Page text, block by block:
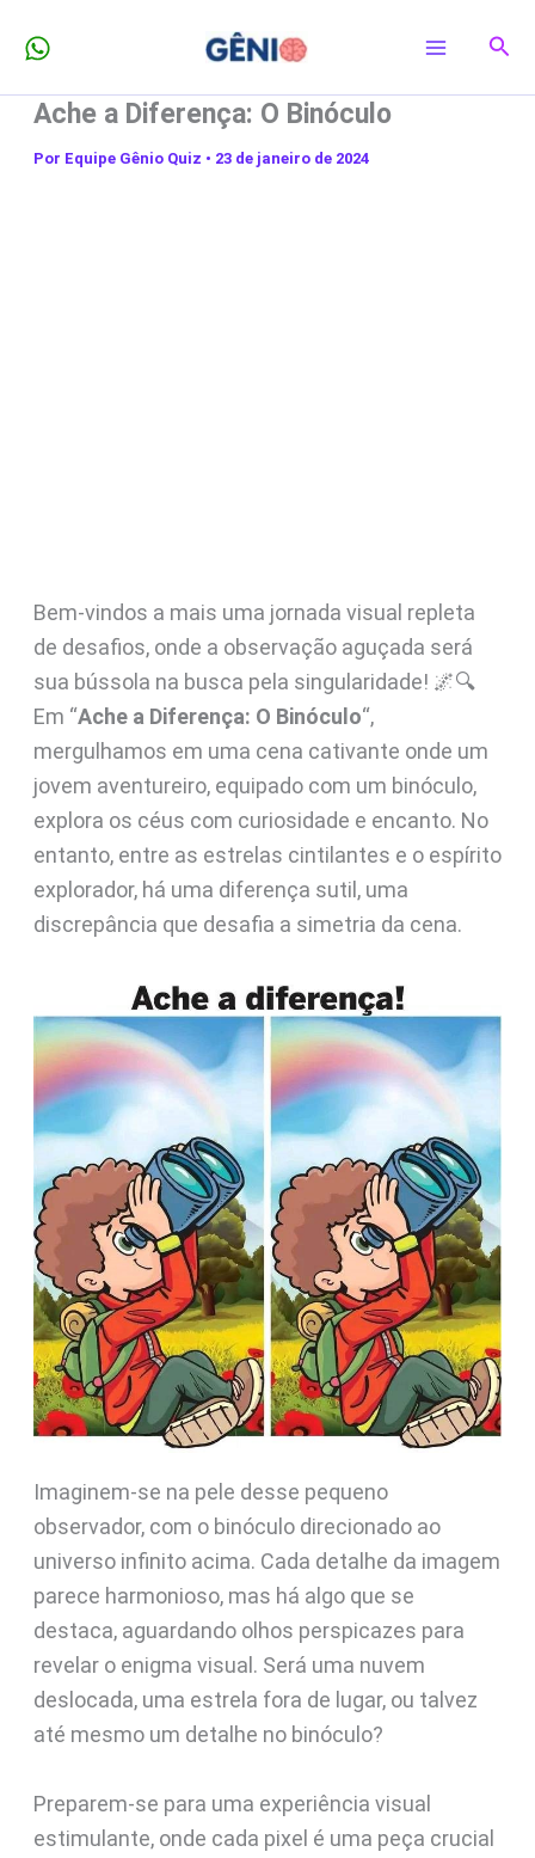
para
conteúdo
Ache a Diferença: O Binóculo
Por Equipe Gênio Quiz • 23 de janeiro de 2024
Bem-vindos a mais uma jornada visual repleta
de desafios, onde a observação aguçada será
sua bússola na busca pela singularidade! 🌌🔍
Em “Ache a Diferença: O Binóculo“,
mergulhamos em uma cena cativante onde um
jovem aventureiro, equipado com um binóculo,
explora os céus com curiosidade e encanto. No
entanto, entre as estrelas cintilantes e o espírito
explorador, há uma diferença sutil, uma
discrepância que desafia a simetria da cena.
Imaginem-se na pele desse pequeno
observador, com o binóculo direcionado ao
universo infinito acima. Cada detalhe da imagem
parece harmonioso, mas há algo que se
destaca, aguardando olhos perspicazes para
revelar o enigma visual. Será uma nuvem
deslocada, uma estrela fora de lugar, ou talvez
até mesmo um detalhe no binóculo?
Preparem-se para uma experiência visual
estimulante, onde cada pixel é uma peça crucial